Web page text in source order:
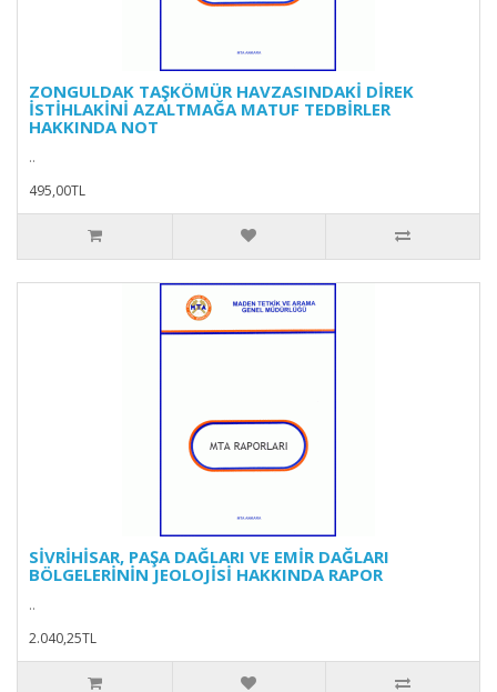
ZONGULDAK TAŞKÖMÜR HAVZASINDAKİ DİREK
İSTİHLAKİNİ AZALTMAĞA MATUF TEDBİRLER
HAKKINDA NOT
..
495,00TL
SİVRİHİSAR, PAŞA DAĞLARI VE EMİR DAĞLARI
BÖLGELERİNİN JEOLOJİSİ HAKKINDA RAPOR
..
2.040,25TL